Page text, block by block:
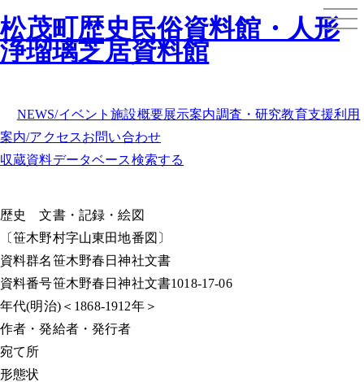
松茂町歴史民俗資料館・人形
浄瑠璃芝居資料館
NEWS/イベント施設概要展示案内調査・研究教育支援利用
案内/アクセスお問い合わせ
収蔵資料データベース検索する
歴史
文書・記録・絵図
〔笹木野村字山東田地番図〕
資料群名笹木野春日神社文書
資料番号笹木野春日神社文書1018-17-06
年代(明治)＜1868-1912年＞
作者・発給者・発行者
宛て所
形態状